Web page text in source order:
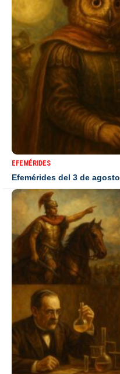
EFEMÉRIDES
Efemérides del 3 de agosto